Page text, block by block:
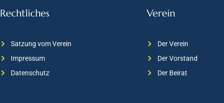
Rechtliches
Satzung vom Verein
Impressum
Datenschutz
Verein
Der Verein
Der Vorstand
Der Beirat